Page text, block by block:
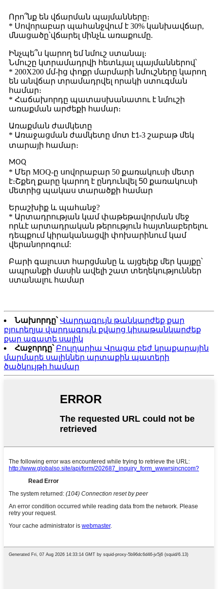
Որո՞նք են վճարման պայմանները։
* Սովորաբար պահանջվում է 30% կանխավճար,
մնացածը՝վճարել մինչև առաքումը.
Ինչպե՞ս կարող եմ նմուշ ստանալ։
Նմուշը կտրամադրվի հետևյալ պայմաններով՝
* 200X200 մմ-ից փոքր մարմարի նմուշները կարող
են անվճար տրամադրվել որակի ստուգման
համար։
* Հաճախորդը պատասխանատու է նմուշի
առաքման արժեքի համար։
Առաքման ժամկետը
* Առաջացման ժամկետը մոտ է1-3 շաբաթ մեկ
տարայի համար։
MOQ
* Մեր MOQ-ը սովորաբար 50 քառակուսի մետր
է։Շքեղ քարը կարող է ընդունվել 50 քառակուսի
մետրից պակաս տարածքի համար
Երաշխիք և պահանջ?
* Արտադրության կամ փաթեթավորման մեջ
որևէ արտադրական թերություն հայտնաբերելու
դեպքում կիրականացվի փոխարինում կամ
վերանորոգում:
Բարի գալուստ հարցմանը և այցելեք մեր կայքը՝
ապրանքի մասին ավելի շատ տեղեկություններ
ստանալու համար
Նախորդը՝ Վարդագույն թանկարժեք քար
բյուրեղյա վարդագույն քվարց կիսաթանկարժեք
քար ագատե սալիկ
Հաջորդը՝ Բուլղարիա Վրացա բեժ կրաքարային
մարմարե սալիկներ արտաքին պատերի
ծածկույթի համար